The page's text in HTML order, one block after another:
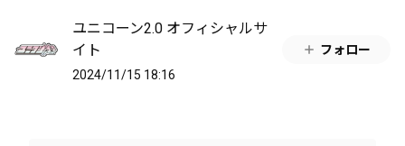
ユニコーン2.0 オフィシャルサ
イト
2024/11/15 18:16
フォロー